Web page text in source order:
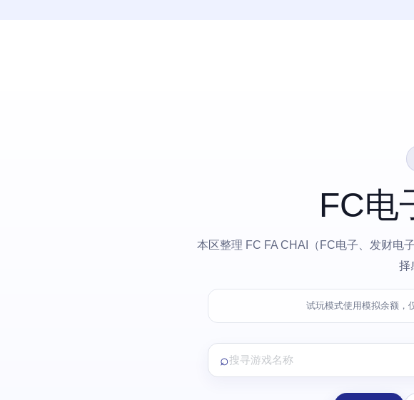
FC电
本区整理 FC FA CHAI（FC电子、发财电
择
试玩模式使用模拟余额，
⌕